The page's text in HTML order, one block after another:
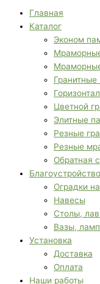
Главная
Каталог
Эконом
Гранитные
Цветной
Элитные
Резные
Резные
Обратная
Благоустройство
Оградки
Навесы
Столы,
Вазы,
Установка
Доставка
Оплата
Наши работы